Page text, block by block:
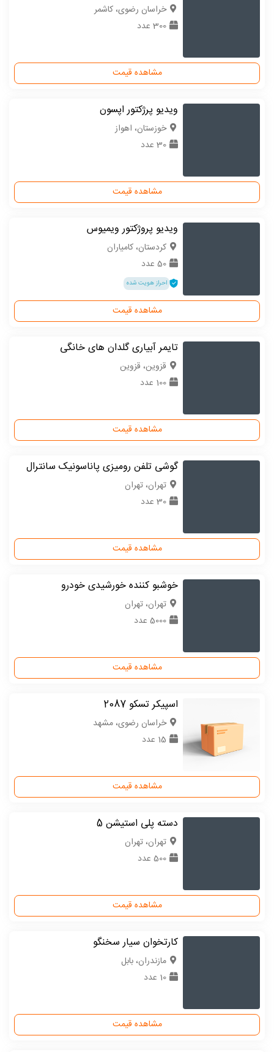
خراسان رضوی، کاشمر
300 عدد
مشاهده قیمت
ویدیو پرژکتور اپسون
خوزستان، اهواز
30 عدد
مشاهده قیمت
ویدیو پروژکتور ویمیوس
كردستان، کامیاران
50 عدد
احراز هویت شده
مشاهده قیمت
تایمر آبیاری گلدان های خانگی
قزوین، قزوین
100 عدد
مشاهده قیمت
گوشی تلفن رومیزی پاناسونیک سانترال
تهران، تهران
30 عدد
مشاهده قیمت
خوشبو کننده خورشیدی خودرو
تهران، تهران
5000 عدد
مشاهده قیمت
اسپیکر تسکو 2087
خراسان رضوی، مشهد
15 عدد
مشاهده قیمت
دسته پلی استیشن 5
تهران، تهران
500 عدد
مشاهده قیمت
کارتخوان سیار سخنگو
مازندران، بابل
10 عدد
مشاهده قیمت